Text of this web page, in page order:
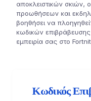
αποκλειστικών σκιών,
προωθήσεων και
βοηθήσει να
κωδικών επιβράβευσης
εμπειρία σας στο
Κωδικός